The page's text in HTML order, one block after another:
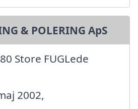
& POLERING ApS
Store FUGLede
2002,